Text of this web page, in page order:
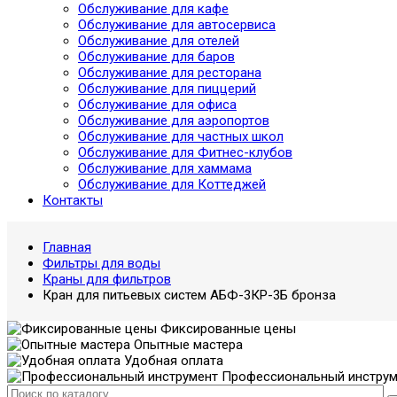
Обслуживание для кафе
Обслуживание для автосервиса
Обслуживание для отелей
Обслуживание для баров
Обслуживание для ресторана
Обслуживание для пиццерий
Обслуживание для офиса
Обслуживание для аэропортов
Обслуживание для частных школ
Обслуживание для Фитнес-клубов
Обслуживание для хаммама
Обслуживание для Коттеджей
Контакты
Главная
Фильтры для воды
Краны для фильтров
Кран для питьевых систем АБФ-3КР-3Б бронза
Фиксированные цены
Опытные мастера
Удобная оплата
Профессиональный